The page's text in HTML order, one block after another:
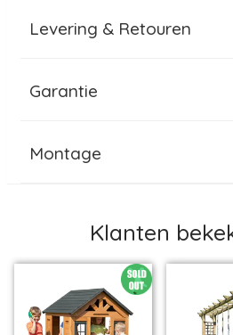
Levering & Retouren
Garantie
Montage
Klanten